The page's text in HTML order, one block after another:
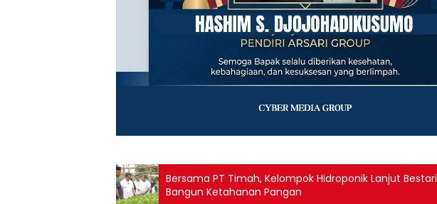
Bersama PT Timah, Kelompok Hidroponik Lanjut Bestari
Bangun Ketahanan Pangan